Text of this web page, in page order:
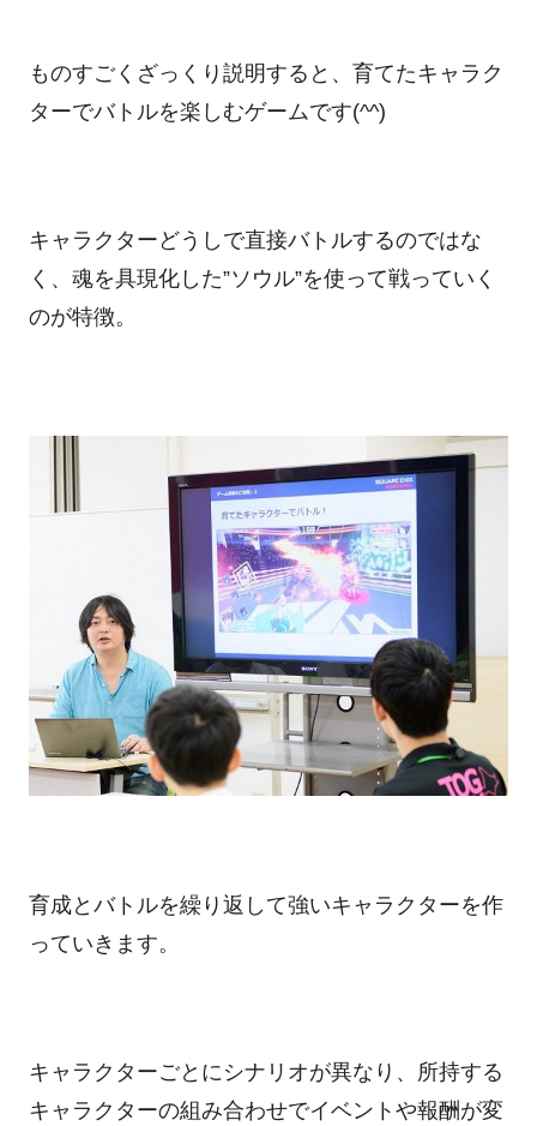
ものすごくざっくり説明すると、育てたキャラク
ターでバトルを楽しむゲームです(^^)
キャラクターどうしで直接バトルするのではな
く、魂を具現化した”ソウル”を使って戦っていく
のが特徴。
育成とバトルを繰り返して強いキャラクターを作
っていきます。
キャラクターごとにシナリオが異なり、所持する
キャラクターの組み合わせでイベントや報酬が変